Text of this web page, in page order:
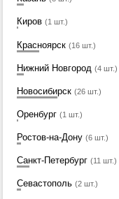
Киров (1 шт.)
Красноярск (16 шт.)
Нижний Новгород (4 шт.)
Новосибирск (26 шт.)
Оренбург (1 шт.)
Ростов-на-Дону (6 шт.)
Санкт-Петербург (11 шт.)
Севастополь (2 шт.)